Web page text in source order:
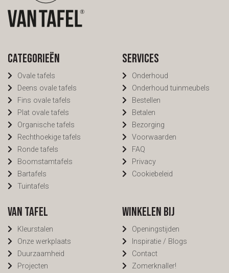
Categorieën
Ovale tafels
Deens ovale tafels
Fins ovale tafels
Plat ovale tafels
Organische tafels
Rechthoekige tafels
Ronde tafels
Boomstamtafels
Bartafels
Tuintafels
Services
Onderhoud
Onderhoud tuinmeubels
Bestellen
Betalen
Bezorging
Voorwaarden
FAQ
Privacy
Cookiebeleid
Van Tafel
Kleurstalen
Onze werkplaats
Duurzaamheid
Projecten
Winkelen bij
Openingstijden
Inspiratie / Blogs
Contact
Zomerknaller!